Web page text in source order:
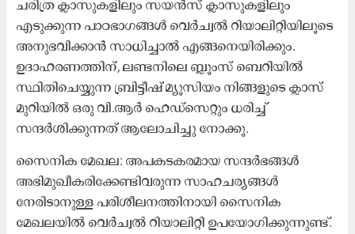
ചരിത്ര ക്ലാസുകളിലും സയൻസ് ക്ലാസുകളിലും
എടുക്കുന്ന പാഠഭാഗങ്ങൾ വെർച്വൽ റിയാലിറ്റിയിലൂടെ
അനുഭവിക്കാൻ സാധിച്ചാൽ എങ്ങനെയിരിക്കും.
ഉദാഹരണത്തിന്, ലണ്ടനിലെ ബ്ലൂംസ് ബെറിയിൽ
സ്ഥിതിചെയ്യുന്ന ബ്രിട്ടീഷ് മ്യൂസിയം നിങ്ങളുടെ ക്ലാസ്
മുറിയിൽ ഒരു വി.ആർ ഹെഡ്സെറ്റും ധരിച്ച്
സന്ദർശിക്കുന്നത് ആലോചിച്ചു നോക്കൂ.
സൈനിക മേഖല: അപകടകരമായ സന്ദര്‍ഭങ്ങള്‍
അഭിമുഖീകരിക്കേണ്ടിവരുന്ന സാഹചര്യങ്ങൾ
നേരിടാനുള്ള പരിശീലനത്തിനായി സൈനിക
മേഖലയിൽ വെർച്വൽ റിയാലിറ്റി ഉപയോഗിക്കുന്നുണ്ട്.